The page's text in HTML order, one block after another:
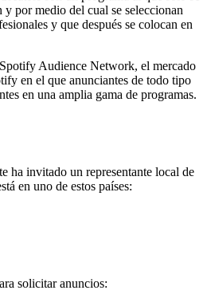
por medio del cual se seleccionan
y que después se colocan en
Audience Network, el mercado
en el que anunciantes de todo tipo
en una amplia gama de programas.
ha invitado un representante local de
en uno de estos países:
solicitar anuncios: